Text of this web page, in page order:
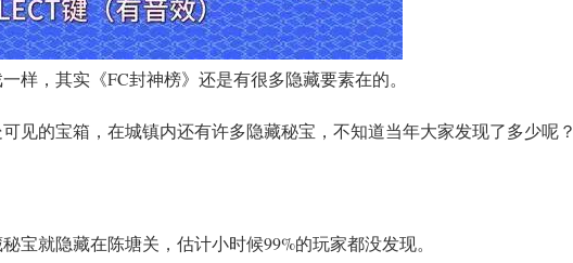
样，其实《FC封神榜》还是有很多隐藏要素在的。
见的宝箱，在城镇内还有许多隐藏秘宝，不知道当年大家发现了多少呢？
宝就隐藏在陈塘关，估计小时候99%的玩家都没发现。